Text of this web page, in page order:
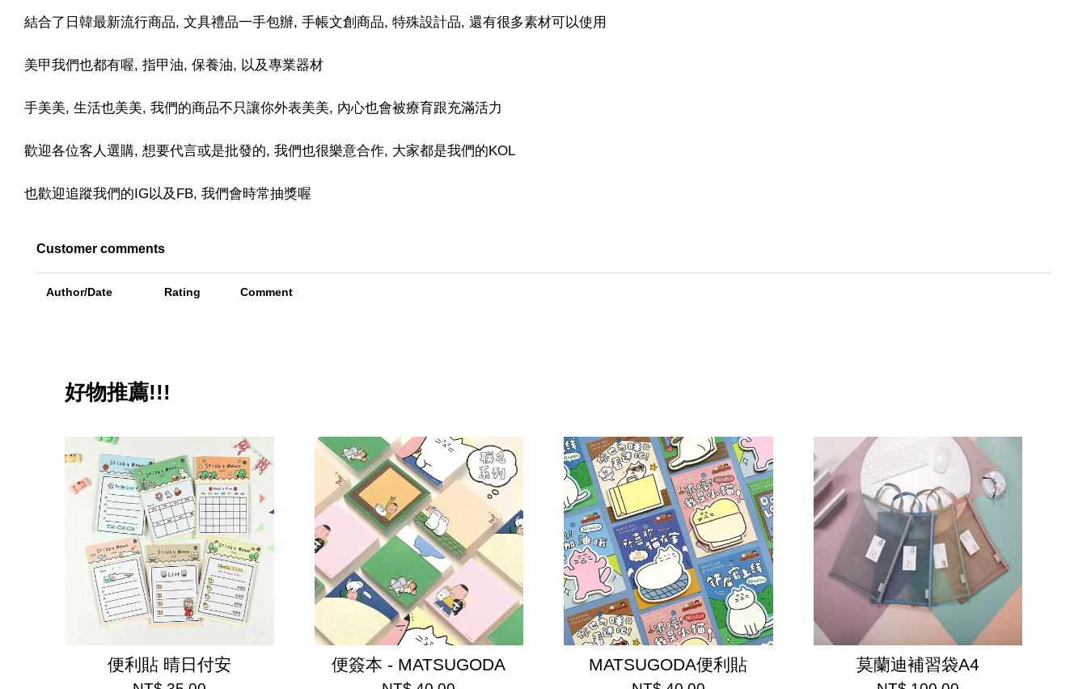
結合了日韓最新流行商品, 文具禮品一手包辦, 手帳文創商品, 特殊設計品, 還有很多素材可以使用
美甲我們也都有喔, 指甲油, 保養油, 以及專業器材
手美美, 生活也美美, 我們的商品不只讓你外表美美, 內心也會被療育跟充滿活力
歡迎各位客人選購, 想要代言或是批發的, 我們也很樂意合作, 大家都是我們的KOL
也歡迎追蹤我們的IG以及FB, 我們會時常抽獎喔
Customer comments
Author/Date Rating Comment
好物推薦!!!
便利貼 晴日付安 便簽本 - MATSUGODA MATSUGODA便利貼 莫蘭迪補習袋A4